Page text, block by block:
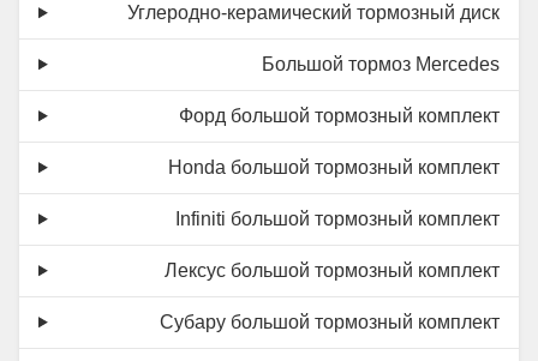
Углеродно-керамический тормозный диск
Большой тормоз Mercedes
Форд большой тормозный комплект
Honda большой тормозный комплект
Infiniti большой тормозный комплект
Лексус большой тормозный комплект
Субару большой тормозный комплект